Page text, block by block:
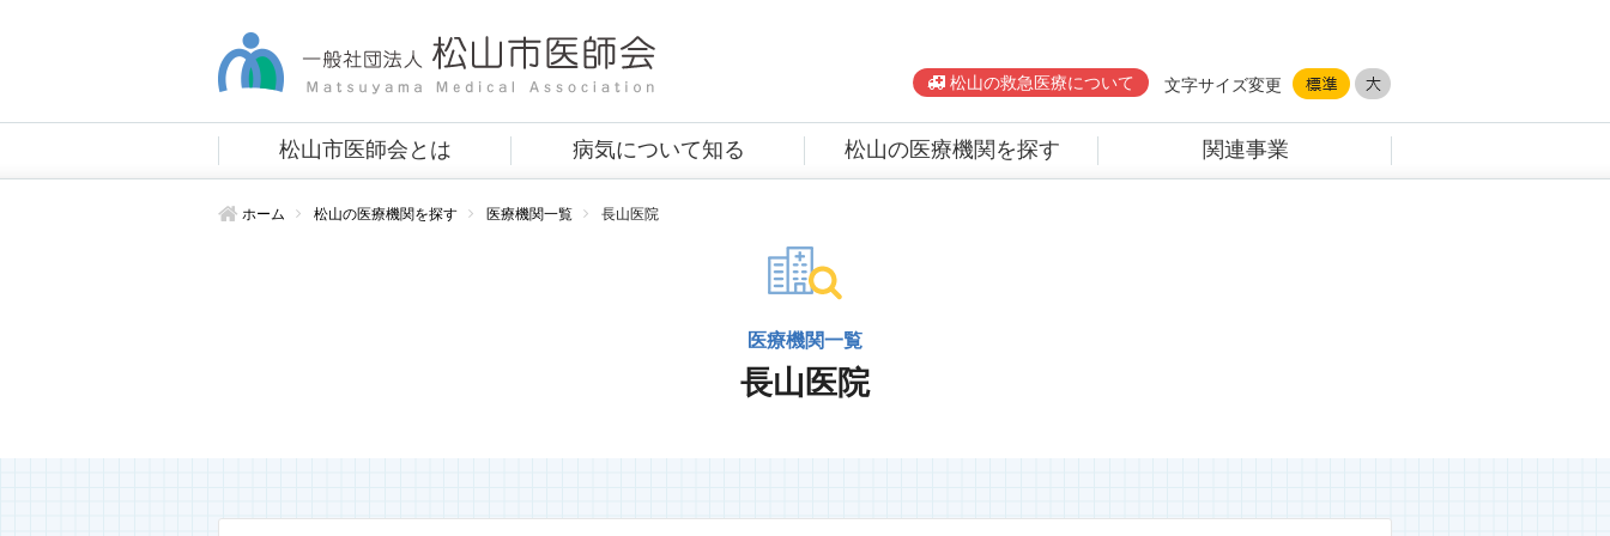
松山の救急医療について 文字サイズ変更
松山市医師会とは 病気について知る 松山の医療機関を探す 関連事業
ホーム 松山の医療機関を探す 医療機関一覧 長山医院
医療機関一覧
長山医院